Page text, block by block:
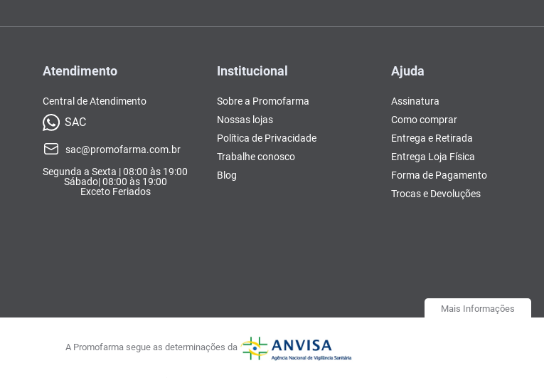
Atendimento
Central de Atendimento
SAC
sac@promofarma.com.br
Segunda a Sexta | 08:00 às 19:00
Sábado| 08:00 às 19:00
Exceto Feriados
Institucional
Sobre a Promofarma
Nossas lojas
Política de Privacidade
Trabalhe conosco
Blog
Ajuda
Assinatura
Como comprar
Entrega e Retirada
Entrega Loja Física
Forma de Pagamento
Trocas e Devoluções
Mais Informações
A Promofarma segue as determinações da